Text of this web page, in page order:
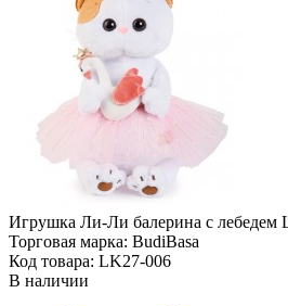
Игрушка Ли-Ли балерина с лебедем
Торговая марка: BudiBasa
Код товара: LK27-006
В наличии